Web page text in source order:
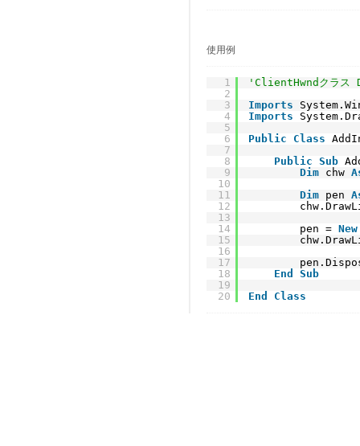
使用例
1
2
3
4
5
6
7
8
9
10
11
12
13
14
15
16
17
18
19
20
'ClientHwndクラス
Imports
Imports
Public
Class
Public Sub
Dim chw
Dim pen
pen = New
End
Sub
End
Class